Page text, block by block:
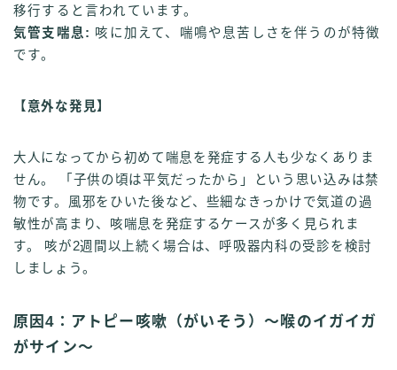
移行すると言われています。
気管支喘息: 咳に加えて、喘鳴や息苦しさを伴うのが特徴
です。
【意外な発見】
大人になってから初めて喘息を発症する人も少なくありま
せん。 「子供の頃は平気だったから」という思い込みは禁
物です。風邪をひいた後など、些細なきっかけで気道の過
敏性が高まり、咳喘息を発症するケースが多く見られま
す。 咳が2週間以上続く場合は、呼吸器内科の受診を検討
しましょう。
原因4：アトピー咳嗽（がいそう）〜喉のイガイガ
がサイン〜